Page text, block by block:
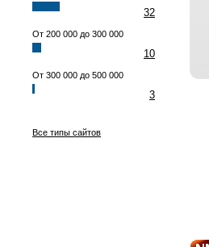
32
От 200 000 до 300 000
10
От 300 000 до 500 000
3
Все типы сайтов